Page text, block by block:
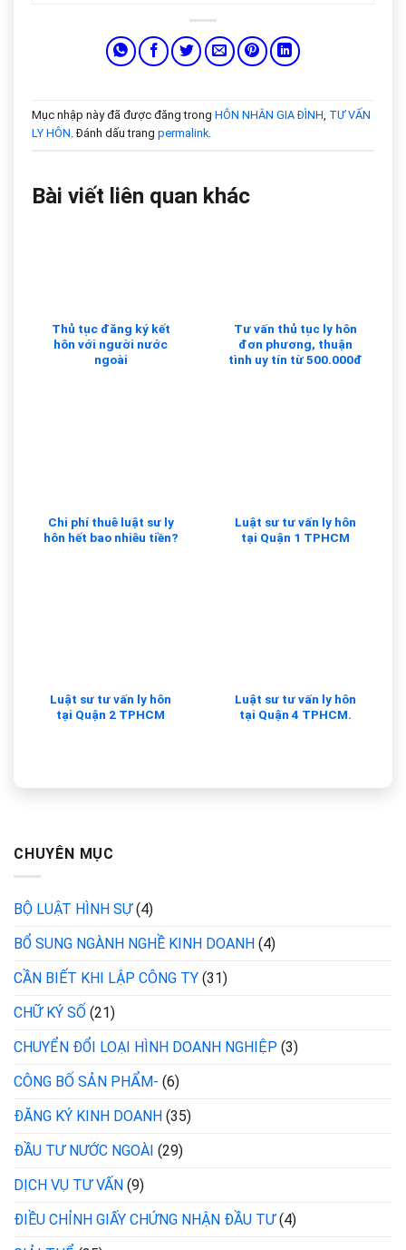
Mục nhập này đã được đăng trong HÔN NHÂN GIA ĐÌNH, TƯ VẤN
LY HÔN. Đánh dấu trang permalink.
Bài viết liên quan khác
Thủ tục đăng ký kết
hôn với người nước
ngoài
Tư vấn thủ tục ly hôn
đơn phương, thuận
tình uy tín từ 500.000đ
Chi phí thuê luật sư ly
hôn hết bao nhiêu tiền?
Luật sư tư vấn ly hôn
tại Quận 1 TPHCM
Luật sư tư vấn ly hôn
tại Quận 2 TPHCM
Luật sư tư vấn ly hôn
tại Quận 4 TPHCM.
CHUYÊN MỤC
BỘ LUẬT HÌNH SỰ(4)
BỔ SUNG NGÀNH NGHỀ KINH DOANH (4)
CẦN BIẾT KHI LẬP CÔNG TY (31)
CHỮ KÝ SỐ (21)
CHUYỂN ĐỔI LOẠI HÌNH DOANH NGHIỆP (3)
CÔNG BỐ SẢN PHẨM- (6)
ĐĂNG KÝ KINH DOANH (35)
ĐẦU TƯ NƯỚC NGOÀI (29)
DỊCH VỤ TƯ VẤN (9)
ĐIỀU CHỈNH GIẤY CHỨNG NHẬN ĐẦU TƯ(4)